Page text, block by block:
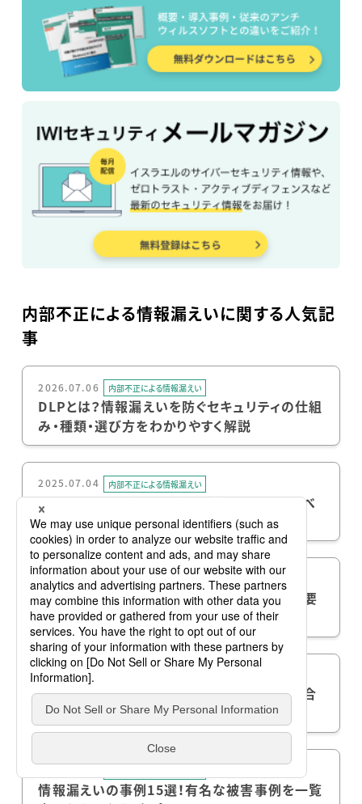
内部不正による情報漏えいに関する人気記
事
2026.07.06 内部不正による情報漏えい
DLPとは？情報漏えいを防ぐセキュリティの仕組
み・種類・選び方をわかりやすく解説
2025.07.04 内部不正による情報漏えい
技術流出の対策とは？企業が今すぐ取り組むべ
きポイントをわかりやすく解説
2025.05.23 内部不正による情報漏えい
情報セキュリティインシデントとは？発生する要
因や未然に防ぐための方法について解説
2025.05.22
機密情報漏えいへの対策とは？漏えいした場合
のリスクについても併せて解説
情報漏えいの事例15選！有名な被害事例を一覧